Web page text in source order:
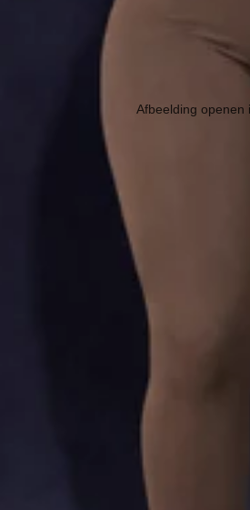
Afbeelding openen